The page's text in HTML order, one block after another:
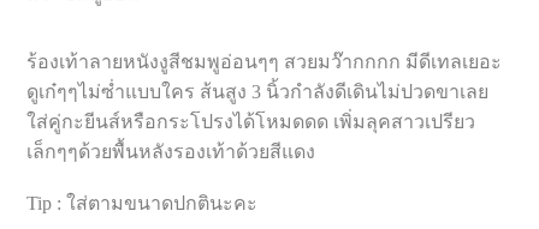
ร้องเท้าลายหนังงูสีชมพูอ่อนๆๆ สวยมว๊ากกกก มีดีเทลเยอะ
ดูเก๋ๆๆไม่ซ่ำแบบใคร ส้นสูง 3 นิ้วกำลังดีเดินไม่ปวดขาเลย
ใส่คู่กะยีนส์หรือกระโปรงได้โหมดดด เพิ่มลุคสาวเปรียว
เล็กๆๆด้วยพื้นหลังรองเท้าด้วยสีแดง
Tip : ใส่ตามขนาดปกตินะคะ